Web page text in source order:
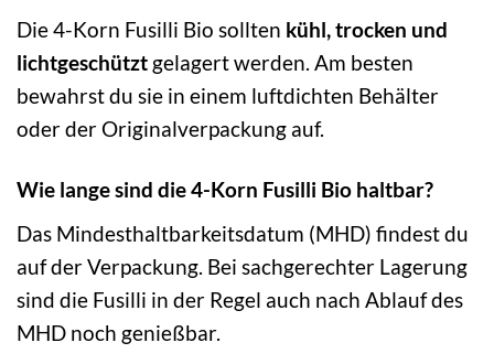
Die 4-Korn Fusilli Bio sollten kühl, trocken und
lichtgeschützt gelagert werden. Am besten
bewahrst du sie in einem luftdichten Behälter
oder der Originalverpackung auf.
Wie lange sind die 4-Korn Fusilli Bio haltbar?
Das Mindesthaltbarkeitsdatum (MHD) findest du
auf der Verpackung. Bei sachgerechter Lagerung
sind die Fusilli in der Regel auch nach Ablauf des
MHD noch genießbar.